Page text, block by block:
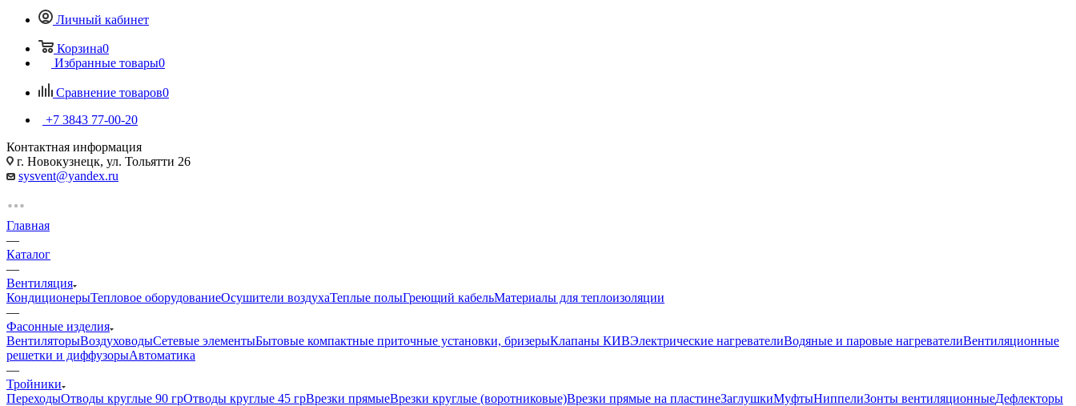
Личный кабинет
Корзина0
Избранные товары0
Сравнение товаров0
+7 3843 77-00-20
Контактная информация
г. Новокузнецк, ул. Тольятти 26
sysvent@yandex.ru
Главная
—
Каталог
—
Вентиляция
КондиционерыТепловое оборудованиеОсушители воздухаТеплые полыГреющий кабельМатериалы для теплоизоляции
—
Фасонные изделия
ВентиляторыВоздуховодыСетевые элементыБытовые компактные приточные установки, бризерыКлапаны КИВЭлектрические нагревателиВодяные и паровые нагревателиВентиляционные
решетки и диффузорыАвтоматика
—
Тройники
ПереходыОтводы круглые 90 грОтводы круглые 45 грВрезки прямыеВрезки круглые (воротниковые)Врезки прямые на пластинеЗаглушкиМуфтыНиппелиЗонты вентиляционныеДефлекторы